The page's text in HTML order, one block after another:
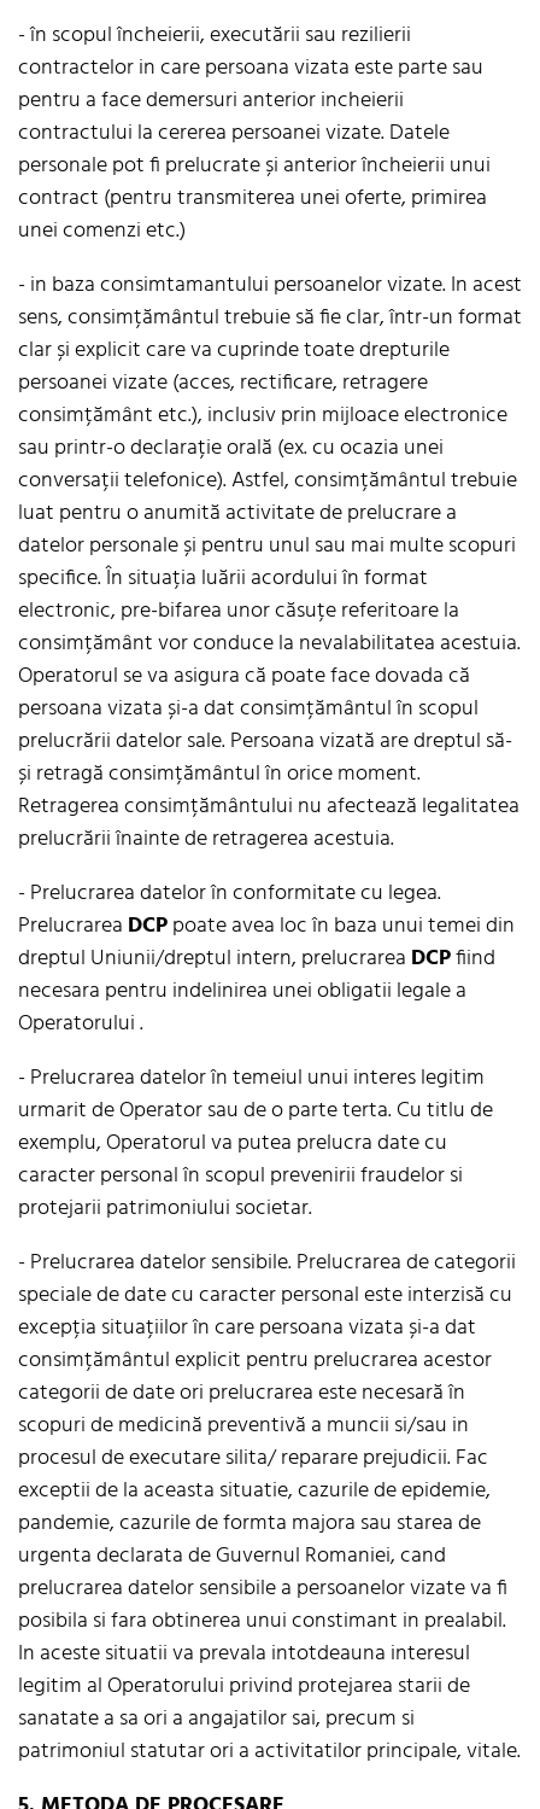
- în scopul încheierii, executării sau rezilierii
contractelor in care persoana vizata este parte sau
pentru a face demersuri anterior incheierii
contractului la cererea persoanei vizate. Datele
personale pot fi prelucrate și anterior încheierii unui
contract (pentru transmiterea unei oferte, primirea
unei comenzi etc.)
- in baza consimtamantului persoanelor vizate. In acest
sens, consimțământul trebuie să fie clar, într-un format
clar și explicit care va cuprinde toate drepturile
persoanei vizate (acces, rectificare, retragere
consimțământ etc.), inclusiv prin mijloace electronice
sau printr-o declarație orală (ex. cu ocazia unei
conversații telefonice). Astfel, consimțământul trebuie
luat pentru o anumită activitate de prelucrare a
datelor personale și pentru unul sau mai multe scopuri
specifice. În situația luării acordului în format
electronic, pre-bifarea unor căsuțe referitoare la
consimțământ vor conduce la nevalabilitatea acestuia.
Operatorul se va asigura că poate face dovada că
persoana vizata și-a dat consimțământul în scopul
prelucrării datelor sale. Persoana vizată are dreptul să-
și retragă consimțământul în orice moment.
Retragerea consimțământului nu afectează legalitatea
prelucrării înainte de retragerea acestuia.
- Prelucrarea datelor în conformitate cu legea.
Prelucrarea DCPpoate avea loc în baza unui temei din
dreptul Uniunii/dreptul intern, prelucrarea DCPfiind
necesara pentru indelinirea unei obligatii legale a
Operatorului .
- Prelucrarea datelor în temeiul unui interes legitim
urmarit de Operator sau de o parte terta. Cu titlu de
exemplu, Operatorul va putea prelucra date cu
caracter personal în scopul prevenirii fraudelor si
protejarii patrimoniului societar.
- Prelucrarea datelor sensibile. Prelucrarea de categorii
speciale de date cu caracter personal este interzisă cu
excepția situațiilor în care persoana vizata și-a dat
consimțământul explicit pentru prelucrarea acestor
categorii de date ori prelucrarea este necesară în
scopuri de medicină preventivă a muncii si/sau in
procesul de executare silita/ reparare prejudicii. Fac
exceptii de la aceasta situatie, cazurile de epidemie,
pandemie, cazurile de formta majora sau starea de
urgenta declarata de Guvernul Romaniei, cand
prelucrarea datelor sensibile a persoanelor vizate va fi
posibila si fara obtinerea unui constimant in prealabil.
In aceste situatii va prevala intotdeauna interesul
legitim al Operatorului privind protejarea starii de
sanatate a sa ori a angajatilor sai, precum si
patrimoniul statutar ori a activitatilor principale, vitale.